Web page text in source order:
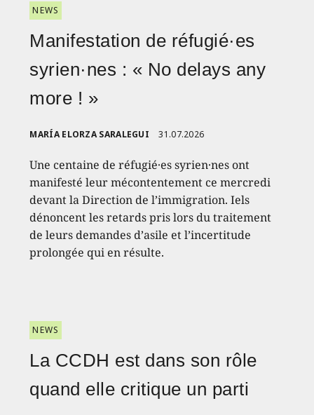
NEWS
Manifestation de réfugié·es
syrien·nes : « No delays any
more ! »
MARÍA ELORZA SARALEGUI 31.07.2026
Une centaine de réfugié·es syrien·nes ont
manifesté leur mécontentement ce mercredi
devant la Direction de l’immigration. Iels
dénoncent les retards pris lors du traitement
de leurs demandes d’asile et l’incertitude
prolongée qui en résulte.
NEWS
La CCDH est dans son rôle
quand elle critique un parti